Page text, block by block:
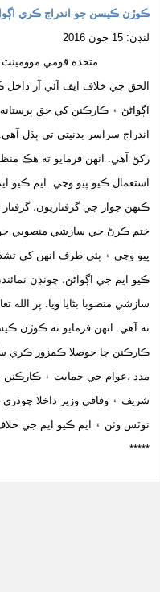
ڪوڙن ڪيسن جو اندراج ڪري
لنڊن: 15 جون 2016
متحده قومي موومينٽ جي
الحق جي خلاف ايف آئي آر
اڳواڻڻ ۽ ڪارڪنن کي حق
اندراج سراسر بدنيتي تي ٻڌل
رکڻ آهي. انهن فرمايو ته هڪ
استعمال ڪيو پيو وڃي. ايم ڪيو
ڪنهن جواز جي گرفتاريون،
ختم ڪرڻ جي سازشي منصوبي جو
پيو وڃي ۽ ٻئي طرف انهن کي
ڪيو ايم جي اڳواڻڻ، چونڊن
سازشي منصوبا بڻايا ويا. پر
نه آهي. انهن فرمايو ته ڪوڙن
ڪارڪنن جا حوصلا ڪمزور ڪري
مدد ،عوام جي حمايت ۽ ڪارڪنن
شريف ۽ وفاقي وزير داخلا
نوٽس وٺن ۽ ايم ڪيو ايم جي
*****